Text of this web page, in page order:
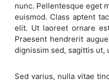
nunc. Pellentesque eget
euismod. Class aptent
elit. Ut laoreet ornare
Praesent hendrerit
dignissim sed, sagittis ut,
Sed varius, nulla vitae